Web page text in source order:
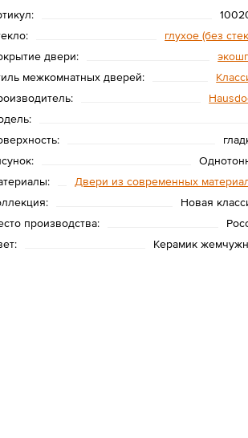
глухое (без
двери:
межкомнатных дверей:
Двери из современных
Новая
производства:
Керамик